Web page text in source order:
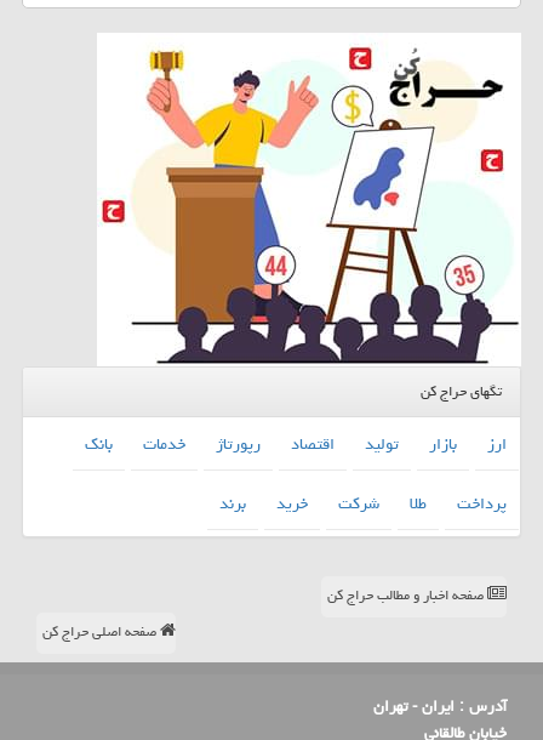
تگهای حراج کن
ارز بازار تولید اقتصاد رپورتاژ خدمات
بانك
پرداخت
طلا شركت خرید برند
صفحه اخبار و مطالب حراج کن
صفحه اصلی حراج کن
آدرس : ایران - تهران
خیابان طالقانی